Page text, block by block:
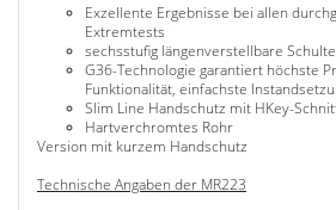
Exzellente Ergebnisse bei allen
Extremtests
sechsstufig längenverstellbare
G36-Technologie garantiert höchste
Funktionalität, einfachste
Slim Line Handschutz mit HKey-
Hartverchromtes Rohr
Version mit kurzem Handschutz
Technische Angaben der MR223